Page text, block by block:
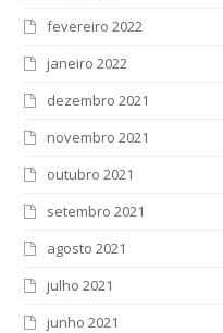
fevereiro 2022
janeiro 2022
dezembro 2021
novembro 2021
outubro 2021
setembro 2021
agosto 2021
julho 2021
junho 2021